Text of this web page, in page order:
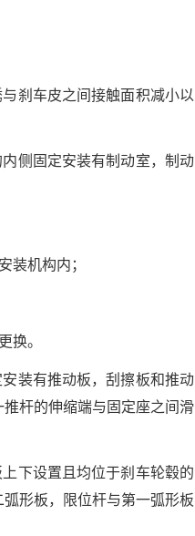
刹车皮之间接触面积减小以
侧固定安装有制动室，制动
装机构内；
换。
装有推动板，刮擦板和推动
杆的伸缩端与固定座之间滑
下设置且均位于刹车轮毂的
形板，限位杆与第一弧形板